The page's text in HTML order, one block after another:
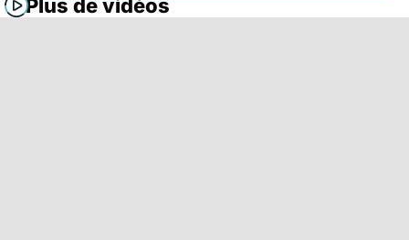
Plus de vidéos